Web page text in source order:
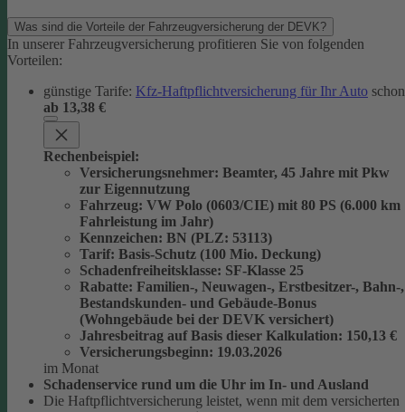
Was sind die Vorteile der Fahrzeugversicherung der DEVK?
In unserer Fahrzeugversicherung profitieren Sie von folgenden
Vorteilen:
günstige Tarife: Kfz-Haftpflichtversicherung für Ihr Auto schon
ab 13,38 €
Rechenbeispiel:
Versicherungsnehmer: Beamter, 45 Jahre mit Pkw
zur Eigennutzung
Fahrzeug: VW Polo (0603/CIE) mit 80 PS (6.000 km
Fahrleistung im Jahr)
Kennzeichen: BN (PLZ: 53113)
Tarif: Basis-Schutz (100 Mio. Deckung)
Schadenfreiheitsklasse: SF-Klasse 25
Rabatte: Familien-, Neuwagen-, Erstbesitzer-, Bahn-,
Bestandskunden- und Gebäude-Bonus
(Wohngebäude bei der DEVK versichert)
Jahresbeitrag auf Basis dieser Kalkulation: 150,13 €
Versicherungsbeginn: 19.03.2026
im Monat
Schadenservice rund um die Uhr im In- und Ausland
Die Haftpflichtversicherung leistet, wenn mit dem versicherten